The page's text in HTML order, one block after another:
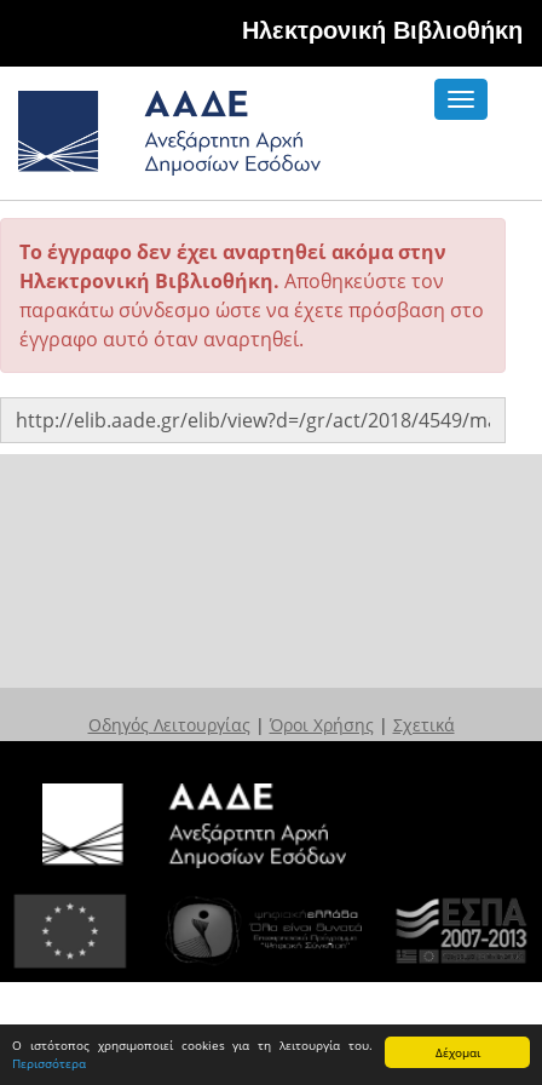
Δέχομαι
Ο ιστότοπος χρησιμοποιεί cookies για τη λειτουργία του.
Περισσότερα
Hλεκτρονική Βιβλιοθήκη
Toggle
Το έγγραφο δεν έχει αναρτηθεί ακόμα στην
Ηλεκτρονική Βιβλιοθήκη. Αποθηκεύστε τον
παρακάτω σύνδεσμο ώστε να έχετε πρόσβαση στο
έγγραφο αυτό όταν αναρτηθεί.
Οδηγός Λειτουργίας | Όροι Χρήσης | Σχετικά